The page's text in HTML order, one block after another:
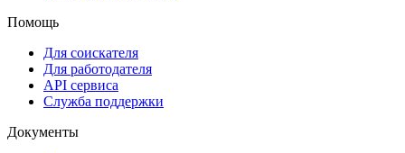
Помощь
Для соискателя
Для работодателя
API сервиса
Служба поддержки
Документы